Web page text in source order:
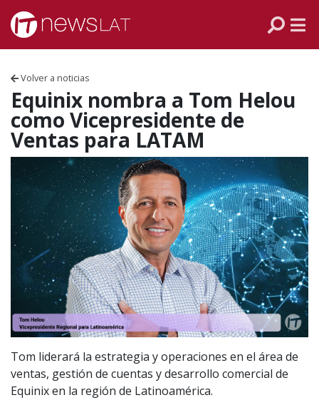
Skip to content
Volver a noticias
Equinix nombra a Tom Helou
como Vicepresidente de
Ventas para LATAM
Tom liderará la estrategia y operaciones en el área de
ventas, gestión de cuentas y desarrollo comercial de
Equinix en la región de Latinoamérica.
VENEZUELA
ECUADOR
PERÚ
CHILE
ARGENTINA
MÉXICO